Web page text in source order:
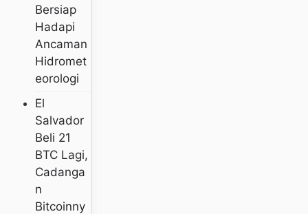
Bersiap
Hadapi
Ancaman
Hidromet
Eorologi
El
Salvador
Beli 21
BTC Lagi,
Cadanga
N
Bitcoinny